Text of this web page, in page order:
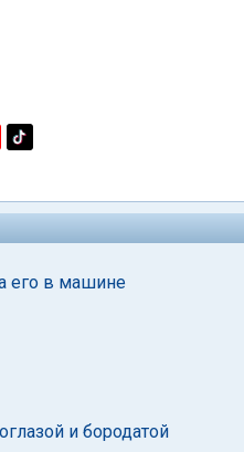
его в машине
и бородатой